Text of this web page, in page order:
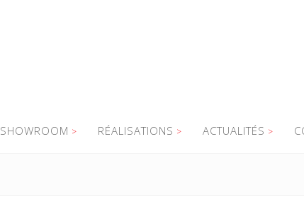
SHOWROOM RÉALISATIONS ACTUALITÉS